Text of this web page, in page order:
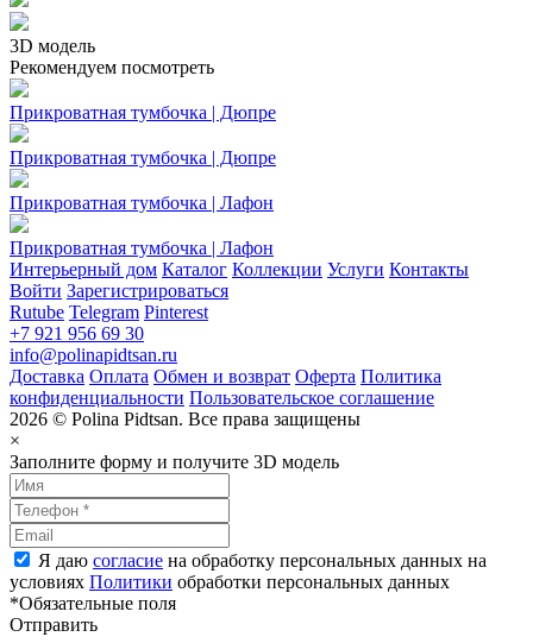
3D модель
Рекомендуем посмотреть
Прикроватная тумбочка | Дюпре
Прикроватная тумбочка | Дюпре
Прикроватная тумбочка | Лафон
Прикроватная тумбочка | Лафон
Интерьерный дом Каталог Коллекции Услуги Контакты
Войти Зарегистрироваться
Rutube Telegram Pinterest
+7 921 956 69 30
info@polinapidtsan.ru
Доставка Оплата Обмен и возврат Оферта Политика
конфиденциальности Пользовательское соглашение
2026 © Polina Pidtsan. Все права защищены
×
Заполните форму и получите 3D модель
Я даю согласие на обработку персональных данных на
условиях Политики обработки персональных данных
*Обязательные поля
Отправить